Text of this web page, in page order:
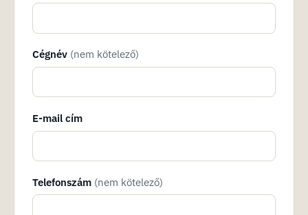
Cégnév (nem kötelező)
E-mail cím
Telefonszám (nem kötelező)